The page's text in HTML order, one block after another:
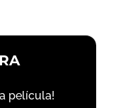
película!